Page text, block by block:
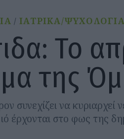
ΙΑΤΡΙΚΑ/ΨΥΧΟΛΟΓΙΑ
Το
της
συνεχίζει να κυριαρχεί
ιό έρχονται στο φως της